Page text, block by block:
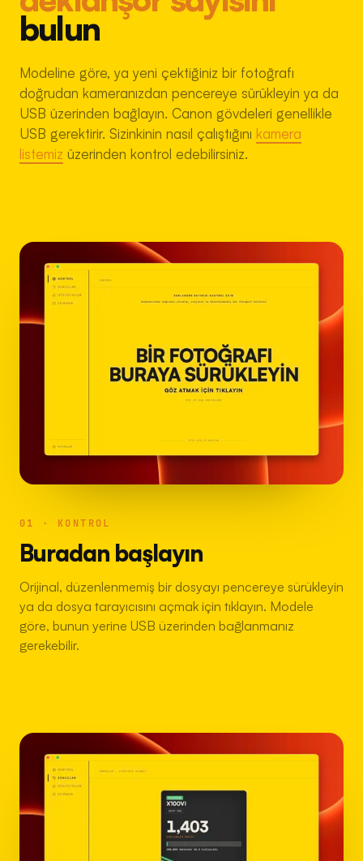
bulun
Modeline göre, ya yeni çektiğiniz bir fotoğrafı
doğrudan kameranızdan pencereye sürükleyin ya da
USB üzerinden bağlayın. Canon gövdeleri genellikle
USB gerektirir. Sizinkinin nasıl çalıştığını kamera
listemiz üzerinden kontrol edebilirsiniz.
01 · KONTROL
Buradan başlayın
Orijinal, düzenlenmemiş bir dosyayı pencereye sürükleyin
ya da dosya tarayıcısını açmak için tıklayın. Modele
göre, bunun yerine USB üzerinden bağlanmanız
gerekebilir.